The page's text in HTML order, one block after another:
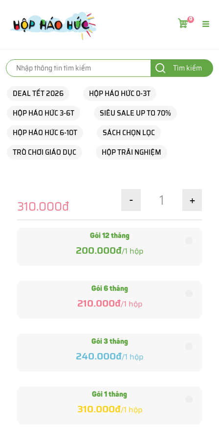
0
Tìm kiếm
DEAL TẾT 2026
HỘP HÁO HỨC 0-3T
HỘP HÁO HỨC 3-6T
SIÊU SALE UP TO 70%
HỘP HÁO HỨC 6-10T
SÁCH CHỌN LỌC
TRÒ CHƠI GIÁO DỤC
HỘP TRẢI NGHIỆM
310.000đ - +
Gói 12 tháng
200.000đ/1 hộp
Gói 6 tháng
210.000đ/1 hộp
Gói 3 tháng
240.000đ/1 hộp
Gói 1 tháng
310.000đ/1 hộp